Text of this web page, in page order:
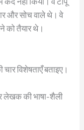
और सोच वाले थे। वे
को तैयार थे।
विशेषताएँ बताइए।
लेखक की भाषा-शैली